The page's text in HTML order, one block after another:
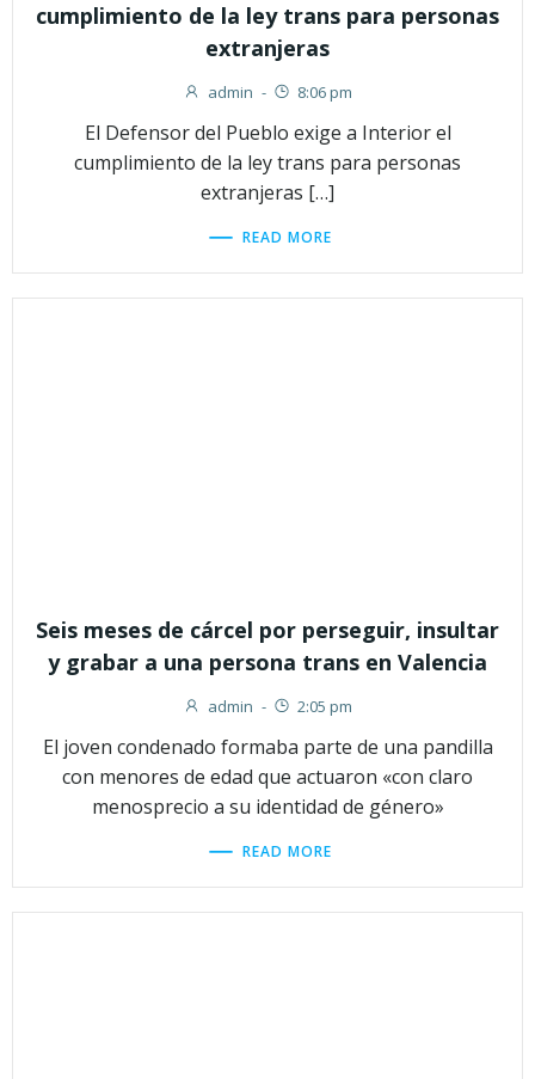
cumplimiento de la ley trans para personas
extranjeras
admin - 8:06 pm
El Defensor del Pueblo exige a Interior el
cumplimiento de la ley trans para personas
extranjeras […]
READ MORE
Seis meses de cárcel por perseguir, insultar
y grabar a una persona trans en Valencia
admin - 2:05 pm
El joven condenado formaba parte de una pandilla
con menores de edad que actuaron «con claro
menosprecio a su identidad de género»
READ MORE